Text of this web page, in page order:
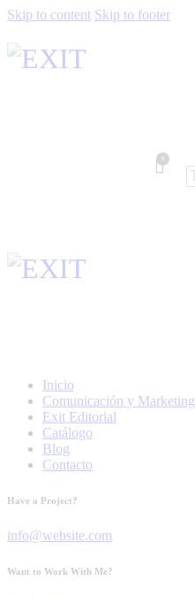
Skip to content Skip to footer
Inicio
Comunicación y Marketing
Exit Editorial
Catálogo
Blog
Contacto
Have a Project?
info@website.com
Want to Work With Me?